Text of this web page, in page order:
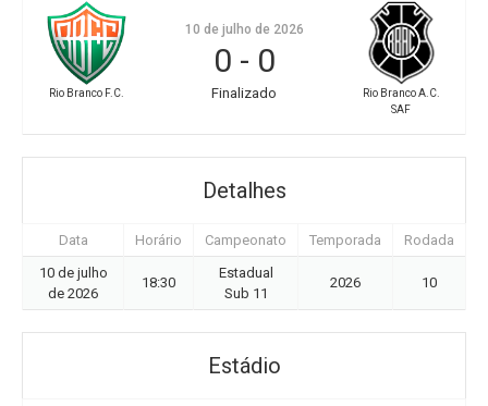
Rio Branco F.C.
Rio Branco A.C.
SAF
10 de julho de 2026
0 - 0
Finalizado
Detalhes
Data Horário Campeonato Temporada
Rodada
10 de julho
de 2026
18:30
Estadual
Sub 11
2026 10
Estádio